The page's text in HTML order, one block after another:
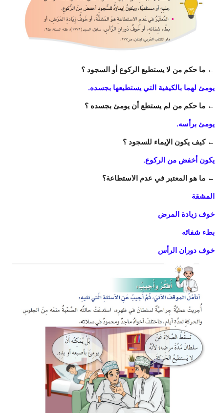
← ما حكم من لا يستطيع الركوع أو السجود ؟
يومئ لهما بالكيفية التي يستطيعها بجسده.
← ما حكم من لم يستطع أن يومئ بجسده ؟
يومئ برأسه.
←كيف يكون الإيماء للسجود ؟
يكون أخفض من الركوع.
← ما هو المعتبر في عدم الاستطاعة؟
المشقة
خوف زيادة المرض
بطء شفائه
خوف دوران الرأس